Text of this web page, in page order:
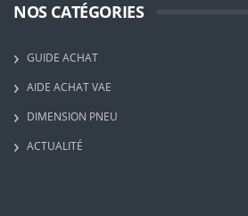
NOS CATÉGORIES
GUIDE ACHAT
AIDE ACHAT VAE
DIMENSION PNEU
ACTUALITÉ